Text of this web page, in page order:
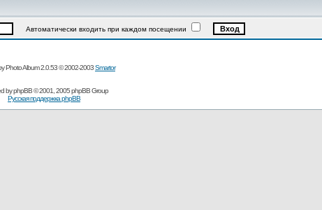
Автоматически входить при каждом посещении
Photo Album 2.0.53 © 2002-2003Smartor
byphpBB© 2001, 2005 phpBB Group
Русская поддержка phpBB